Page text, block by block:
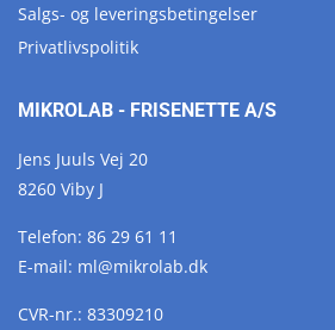
Salgs- og leveringsbetingelser
Privatlivspolitik
MIKROLAB - FRISENETTE A/S
Jens Juuls Vej 20
8260 Viby J
Telefon: 86 29 61 11
E-mail: ml@mikrolab.dk
CVR-nr.: 83309210